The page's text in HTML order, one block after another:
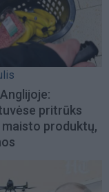
pritrūks
maisto produktų,